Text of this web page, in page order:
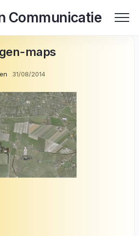
Communicatie
maps
31/08/2014